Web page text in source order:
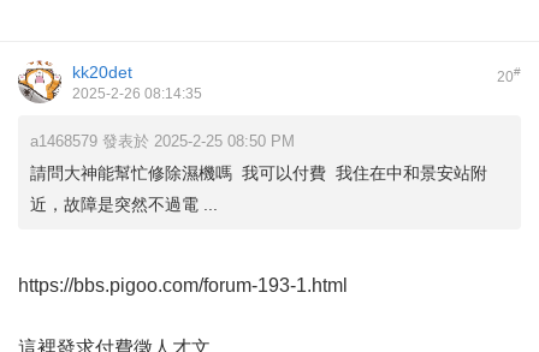
20#
kk20det
2025-2-26 08:14:35
a1468579 發表於 2025-2-25 08:50 PM
請問大神能幫忙修除濕機嗎 我可以付費 我住在中和景安站附
近，故障是突然不過電 ...
https://bbs.pigoo.com/forum-193-1.html
這裡發求付費徵人才文